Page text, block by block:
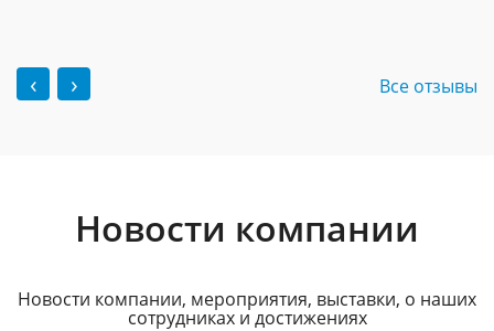
‹ › Все отзывы
Новости компании
Новости компании, мероприятия, выставки, о наших
сотрудниках и достижениях